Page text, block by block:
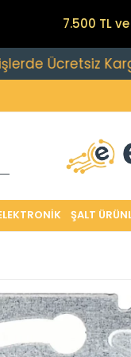
7.500 TL
Kargo
ŞALT